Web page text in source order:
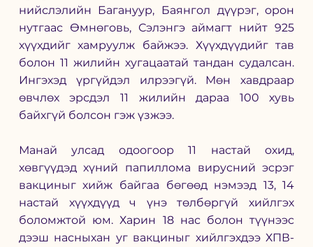
нийслэлийн Багануур, Баянгол дүүрэг, орон
нутгаас Өмнөговь, Сэлэнгэ аймагт нийт 925
хүүхдийг хамруулж байжээ. Хүүхдүүдийг тав
болон 11 жилийн хугацаатай тандан судалсан.
Ингэхэд үргүйдэл илрээгүй. Мөн хавдраар
өвчлөх эрсдэл 11 жилийн дараа 100 хувь
байхгүй болсон гэж үзжээ.
Манай улсад одоогоор 11 настай охид,
хөвгүүдэд хүний папиллома вирусний эсрэг
вакциныг хийж байгаа бөгөөд нэмээд 13, 14
настай хүүхдүүд ч үнэ төлбөргүй хийлгэх
боломжтой юм. Харин 18 нас болон түүнээс
дээш насныхан уг вакциныг хийлгэхдээ ХПВ-